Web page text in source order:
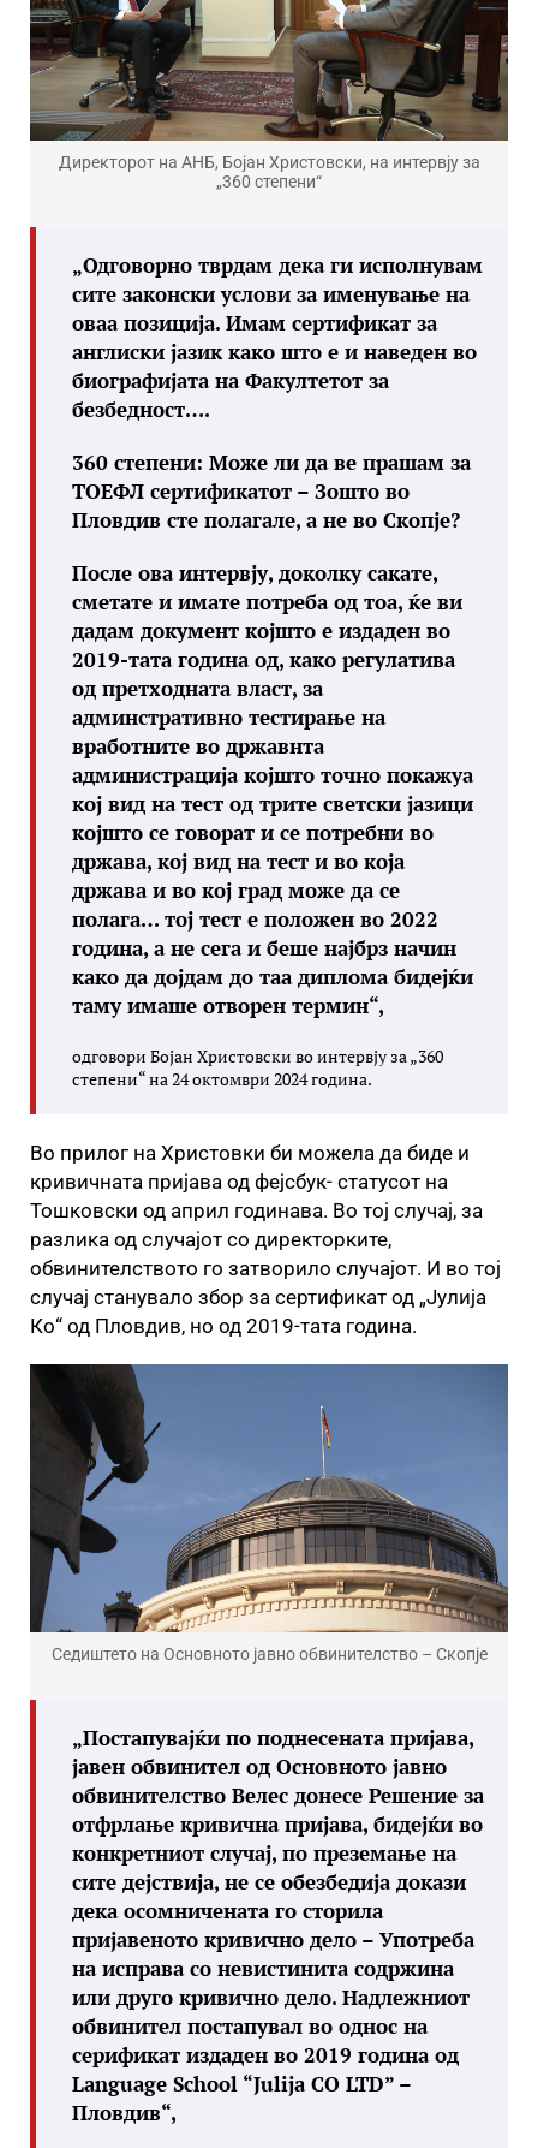
Директорот на АНБ, Бојан Христовски, на интервју за
„360 степени“
„Одговорно тврдам дека ги исполнувам
сите законски услови за именување на
оваа позиција. Имам сертификат за
англиски јазик како што е и наведен во
биографијата на Факултетот за
безбедност….
360 степени: Може ли да ве прашам за
ТОЕФЛ сертификатот – Зошто во
Пловдив сте полагале, а не во Скопје?
После ова интервју, доколку сакате,
сметате и имате потреба од тоа, ќе ви
дадам документ којшто е издаден во
2019-тата година од, како регулатива
од претходната власт, за
админстративно тестирање на
вработните во државнта
администрација којшто точно покажуа
кој вид на тест од трите светски јазици
којшто се говорат и се потребни во
држава, кој вид на тест и во која
држава и во кој град може да се
полага… тој тест е положен во 2022
година, а не сега и беше најбрз начин
како да дојдам до таа диплома бидејќи
таму имаше отворен термин“,
одговори Бојан Христовски во интервју за „360
степени“ на 24 октомври 2024 година.
Во прилог на Христовки би можела да биде и
кривичната пријава од фејсбук- статусот на
Тошковски од април годинава. Во тој случај, за
разлика од случајот со директорките,
обвинителството го затворило случајот. И во тој
случај станувало збор за сертификат од „Јулија
Ко“ од Пловдив, но од 2019-тата година.
Седиштето на Основното јавно обвинителство – Скопје
„Постапувајќи по поднесената пријава,
јавен обвинител од Основното јавно
обвинителство Велес донесе Решение за
отфрлање кривична пријава, бидејќи во
конкретниот случај, по преземање на
сите дејствија, не се обезбедија докази
дека осомничената го сторила
пријавеното кривично дело – Употреба
на исправа со невистинита содржина
или друго кривично дело. Надлежниот
обвинител постапувал во однос на
серификат издаден во 2019 година од
Language School “Julija CO LTD” –
Пловдив“,